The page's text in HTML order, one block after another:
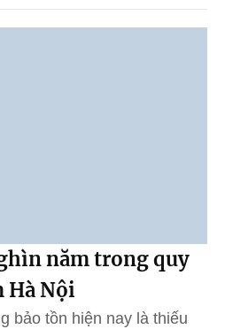
năm trong quy
Hà Nội
bảo tồn hiện nay là thiếu